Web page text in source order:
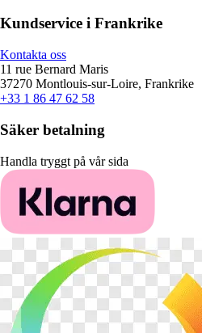
Kundservice i Frankrike
Kontakta oss
11 rue Bernard Maris
37270 Montlouis-sur-Loire, Frankrike
+33 1 86 47 62 58
Säker betalning
Handla tryggt på vår sida